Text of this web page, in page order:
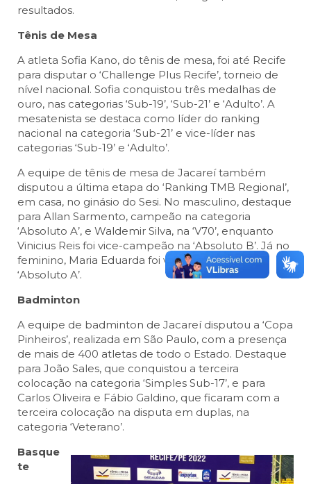
resultados.
Tênis de Mesa
A atleta Sofia Kano, do tênis de mesa, foi até Recife
para disputar o ‘Challenge Plus Recife’, torneio de
nível nacional. Sofia conquistou três medalhas de
ouro, nas categorias ‘Sub-19’, ‘Sub-21’ e ‘Adulto’. A
mesatenista se destaca como líder do ranking
nacional na categoria ‘Sub-21’ e vice-líder nas
categorias ‘Sub-19’ e ‘Adulto’.
A equipe de tênis de mesa de Jacareí também
disputou a última etapa do ‘Ranking TMB Regional’,
em casa, no ginásio do Sesi. No masculino, destaque
para Allan Sarmento, campeão na categoria
‘Absoluto A’, e Waldemir Silva, na ‘V70’, enquanto
Vinicius Reis foi vice-campeão na ‘Absoluto B’. Já no
feminino, Maria Eduarda foi vice-campeã na
‘Absoluto A’.
Badminton
A equipe de badminton de Jacareí disputou a ‘Copa
Pinheiros’, realizada em São Paulo, com a presença
de mais de 400 atletas de todo o Estado. Destaque
para João Sales, que conquistou a terceira
colocação na categoria ‘Simples Sub-17’, e para
Carlos Oliveira e Fábio Galdino, que ficaram com a
terceira colocação na disputa em duplas, na
categoria ‘Veterano’.
Basque
te